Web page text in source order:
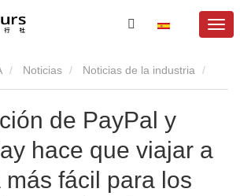
Noticias Noticias de la industria
y WeChat Pay hace que viajar a China
visitantes internacionales
de PayPal y
hace que viajar a
fácil para los